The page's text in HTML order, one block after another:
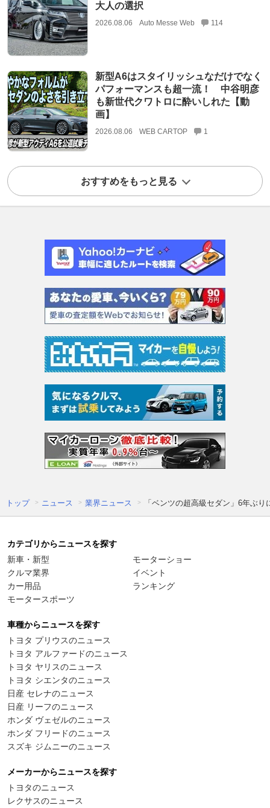
大人の選択
2026.08.06 Auto Messe Web 114
新型A6はスタイリッシュなだけでなく
パフォーマンスも超一流！ 中谷明彦
も新世代クワトロに酔いしれた【動
画】
2026.08.06 WEB CARTOP 1
おすすめをもっと見る
トップ ニュース 業界ニュース 「ベンツの超高級セダン」6年ぶ
カテゴリからニュースを探す
新車・新型
クルマ業界
カー用品
モータースポーツ
モーターショー
イベント
ランキング
車種からニュースを探す
トヨタ プリウスのニュース
トヨタ アルファードのニュース
トヨタ ヤリスのニュース
トヨタ シエンタのニュース
日産 セレナのニュース
日産 リーフのニュース
ホンダ ヴェゼルのニュース
ホンダ フリードのニュース
スズキ ジムニーのニュース
メーカーからニュースを探す
トヨタのニュース
レクサスのニュース